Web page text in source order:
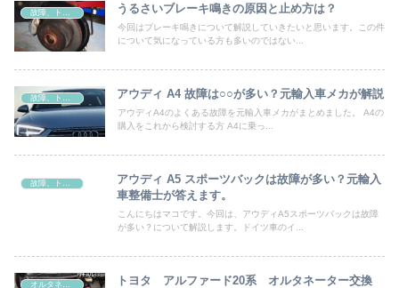
故障、トラブル うるさいブレーキ鳴きの原因と止め方は？
今回はブレーキ鳴きについて解説していきたいと思います。この件
について気になっている方も多いのではない...
故障、トラブル アウディ A4 故障は○○が多い？元輸入車メカが解説
アウディA4のよくある故障を元輸入車メカがまとめました。 A4の
購入をこれから検討する方 A4に乗っ...
故障、トラブル
アウディ A5 スポーツバックは故障が多い？元輸入
車整備士が答えます。
こんにちはマコです。今回は、アウディA5スポーツバックは故障
が多い？について解説します。ドイツ車のイ...
トヨタ アルファード20系 オルタネーター交換